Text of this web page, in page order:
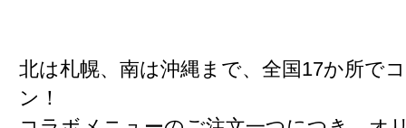
北は札幌、南は沖縄まで、 全国17か所で
ン ！